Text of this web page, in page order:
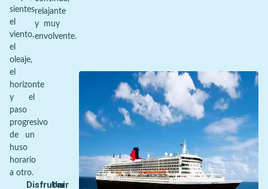
sientes
el
viento,
el
oleaje,
el
horizonte
y el
paso
progresivo
de un
huso
horario
a otro.
relajante
y muy
envolvente.
Disfrutar
Unir